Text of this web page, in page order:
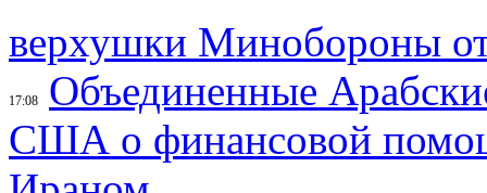
верхушки Минобороны
17:08
Объединенные
США о финансовой